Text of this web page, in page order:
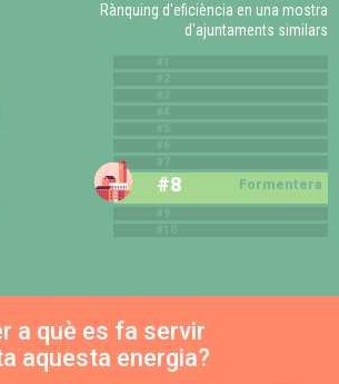
Rànquing d'eficiència en una mostra
d'ajuntaments similars
#8 Formentera
a què es fa servir
aquesta energia?